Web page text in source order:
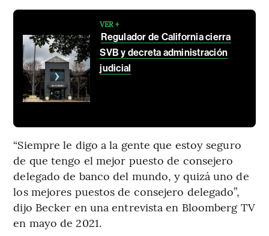
VER +
Regulador de California cierra
SVB y decreta administración
judicial
“Siempre le digo a la gente que estoy seguro
de que tengo el mejor puesto de consejero
delegado de banco del mundo, y quizá uno de
los mejores puestos de consejero delegado”,
dijo Becker en una entrevista en Bloomberg TV
en mayo de 2021.